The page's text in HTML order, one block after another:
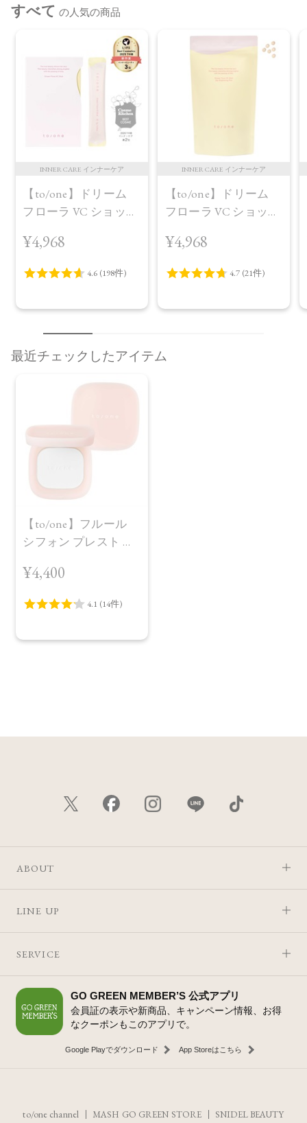
すべて の人気の商品
INNER CARE インナーケア
【to/one】ドリーム
フローラ VC ショット
¥4,968
INNER CARE インナーケア
【to/one】ドリーム
フローラ VC ショット
プラス＜限定品＞
¥4,968
最近チェックしたアイテム
【to/one】フルール
シフォン プレスト パ
¥4,400
ABOUT
LINE UP
SERVICE
GO GREEN MEMBER’S 公式アプリ
会員証の表示や新商品、キャンペーン情報、お得
なクーポンもこのアプリで。
Google Playでダウンロード App Storeはこちら
to/one channel MASH GO GREEN STORE SNIDEL BEAUTY